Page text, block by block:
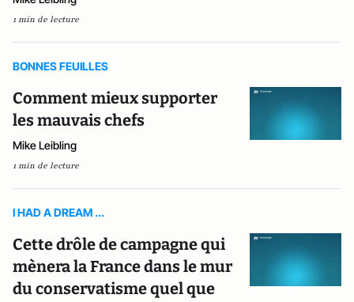
1 min de lecture
BONNES FEUILLES
Comment mieux supporter
les mauvais chefs
Mike Leibling
1 min de lecture
I HAD A DREAM ...
Cette drôle de campagne qui
mènera la France dans le mur
du conservatisme quel que